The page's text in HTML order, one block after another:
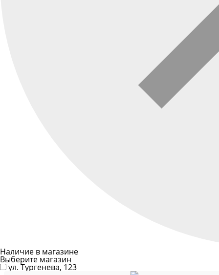
Наличие в магазине
Выберите магазин
ул. Тургенева, 123